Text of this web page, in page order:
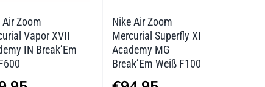
Produktseite
gewählt
Produktseite
gewählt
werden
Air Zoom
Vapor XVII
IN Break’Em
Nike Air Zoom
Mercurial Superfly XI
Academy MG
Break’Em Weiß F100